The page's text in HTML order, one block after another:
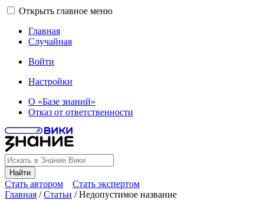
Открыть главное меню
Главная
Случайная
Войти
Настройки
О «Базе знаний»
Отказ от ответственности
Найти
Стать автором Стать экспертом
Главная /Статьи /Недопустимое название